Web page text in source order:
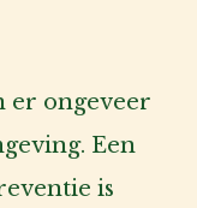
er ongeveer
Een
is